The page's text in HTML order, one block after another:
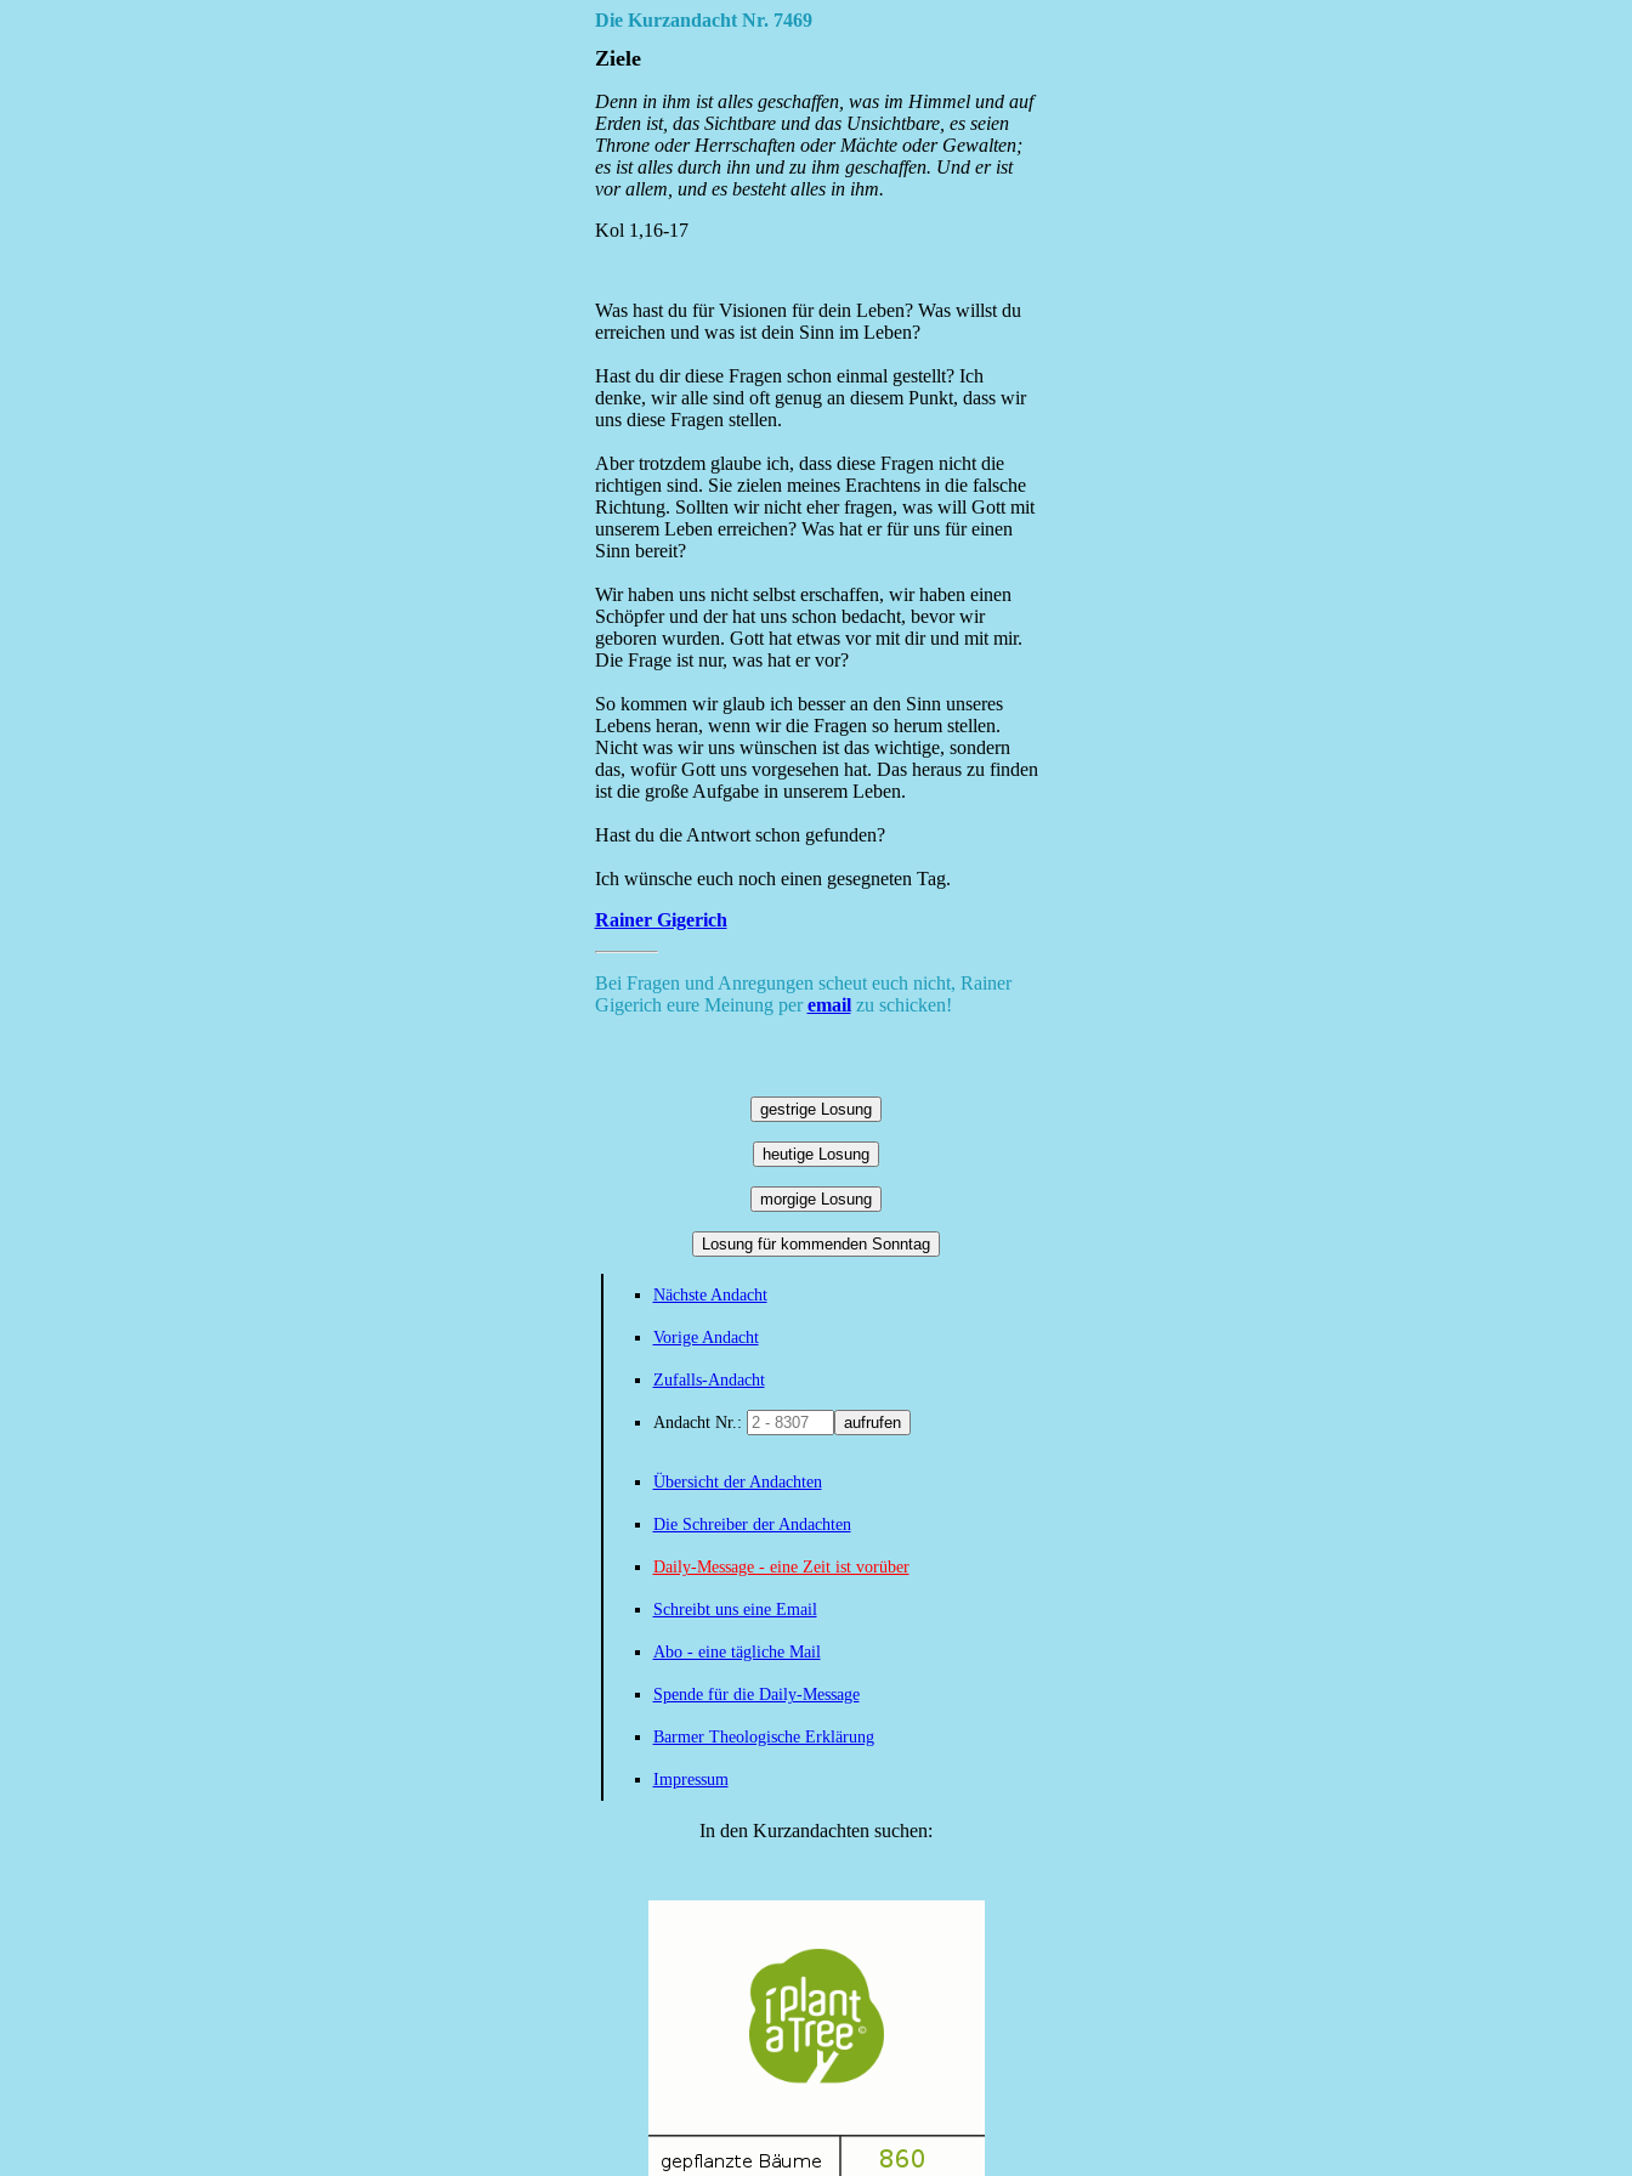
Die Kurzandacht Nr. 7469
Ziele
Denn in ihm ist alles geschaffen, was im Himmel und auf
Erden ist, das Sichtbare und das Unsichtbare, es seien
Throne oder Herrschaften oder Mächte oder Gewalten;
es ist alles durch ihn und zu ihm geschaffen. Und er ist
vor allem, und es besteht alles in ihm.
Kol 1,16-17
Was hast du für Visionen für dein Leben? Was willst du
erreichen und was ist dein Sinn im Leben?
Hast du dir diese Fragen schon einmal gestellt? Ich
denke, wir alle sind oft genug an diesem Punkt, dass wir
uns diese Fragen stellen.
Aber trotzdem glaube ich, dass diese Fragen nicht die
richtigen sind. Sie zielen meines Erachtens in die falsche
Richtung. Sollten wir nicht eher fragen, was will Gott mit
unserem Leben erreichen? Was hat er für uns für einen
Sinn bereit?
Wir haben uns nicht selbst erschaffen, wir haben einen
Schöpfer und der hat uns schon bedacht, bevor wir
geboren wurden. Gott hat etwas vor mit dir und mit mir.
Die Frage ist nur, was hat er vor?
So kommen wir glaub ich besser an den Sinn unseres
Lebens heran, wenn wir die Fragen so herum stellen.
Nicht was wir uns wünschen ist das wichtige, sondern
das, wofür Gott uns vorgesehen hat. Das heraus zu finden
ist die große Aufgabe in unserem Leben.
Hast du die Antwort schon gefunden?
Ich wünsche euch noch einen gesegneten Tag.
Rainer Gigerich
Bei Fragen und Anregungen scheut euch nicht, Rainer
Gigerich eure Meinung peremailzu schicken!
gestrige Losung
heutige Losung
morgige Losung
Losung für kommenden Sonntag
Nächste Andacht
Vorige Andacht
Zufalls-Andacht
Andacht Nr.: aufrufen
Übersicht der Andachten
Die Schreiber der Andachten
Daily-Message - eine Zeit ist vorüber
Schreibt uns eine Email
Abo - eine tägliche Mail
Spende für die Daily-Message
Barmer Theologische Erklärung
Impressum
In den Kurzandachten suchen: